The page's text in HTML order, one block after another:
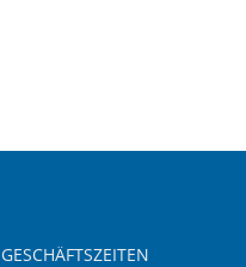
GESCHÄFTSZEITEN